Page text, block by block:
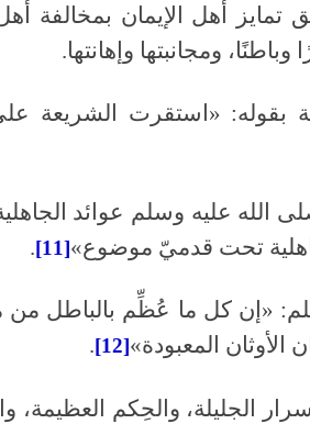
أهل الإيمان بمخالفة أهل
ومجانبتها وإهانتها.
بقوله: «استقرت الشريعة
الله عليه وسلم عوائد
تحت قدميّ موضوع»[11]
.
«إن كل ما عُظِّم بالباطل من
الأوثان المعبودة»[12]
.
الجليلة، والحِكم العظيمة،